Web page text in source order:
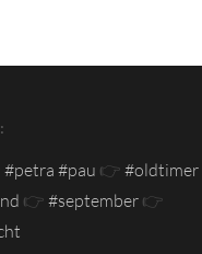
#petra #pau 👉 #oldtimer
👉 #september 👉